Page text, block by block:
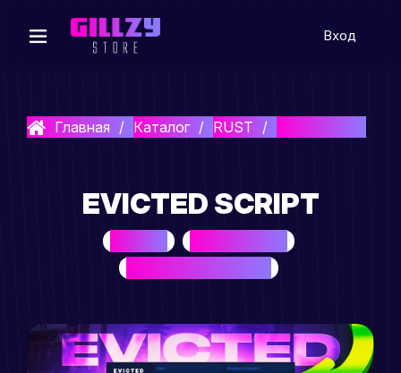
Вход
Главная Каталог RUST
EVICTED SCRIPT